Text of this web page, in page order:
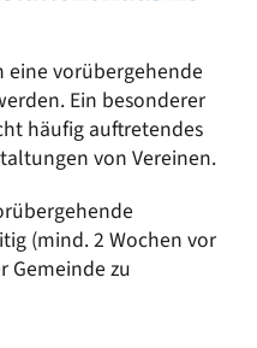
eine vorübergehende
Ein besonderer
häufig auftretendes
von Vereinen.
(mind. 2 Wochen vor
Gemeinde zu